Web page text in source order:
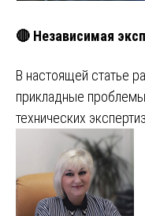
🔴 Независимая
В настоящей статье
прикладные
технических